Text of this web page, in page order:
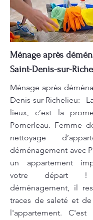
Ménage après
Saint-Denis-sur-
Ménage après
Denis-sur-Richelieu:
lieux, c’est la
Pomerleau. Femme
nettoyage
déménagement avec
un appartement
votre départ
déménagement, il
traces de saleté et
l'appartement. C'est